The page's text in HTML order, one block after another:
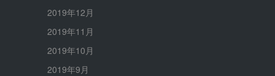
2019年12月
2019年11月
2019年10月
2019年9月